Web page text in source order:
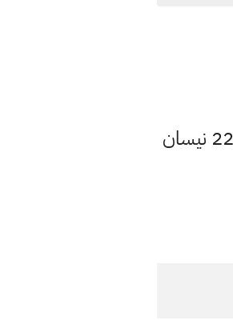
مكتب المرجع الديني الأعلى السيد علي السيستاني يتوقع ان يكون يوم السبت المقبل الموافق 22 نيسان